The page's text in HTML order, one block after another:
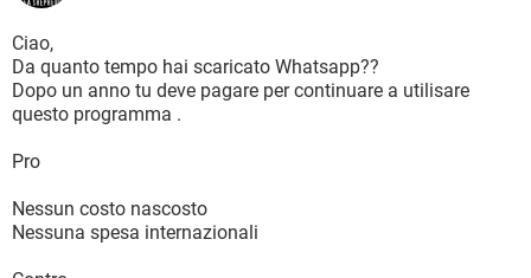
Ciao,
Da quanto tempo hai scaricato Whatsapp??
Dopo un anno tu deve pagare per continuare a utilisare
questo programma .
Pro
Nessun costo nascosto
Nessuna spesa internazionali